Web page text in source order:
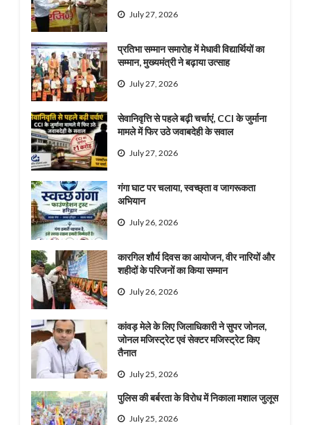
July 27, 2026
प्रतिभा सम्मान समारोह में मेधावी विद्यार्थियों का
सम्मान, मुख्यमंत्री ने बढ़ाया उत्साह
July 27, 2026
सेवानिवृत्ति से पहले बढ़ी चर्चाएं, CCI के जुर्माना
मामले में फिर उठे जवाबदेही के सवाल
July 27, 2026
गंगा घाट पर चलाया, स्वच्छ्ता व जागरूकता
अभियान
July 26, 2026
कारगिल शौर्य दिवस का आयोजन, वीर नारियों और
शहीदों के परिजनों का किया सम्मान
July 26, 2026
कांवड़ मेले के लिए जिलाधिकारी ने सुपर जोनल,
जोनल मजिस्ट्रेट एवं सेक्टर मजिस्ट्रेट किए
तैनात
July 25, 2026
पुलिस की बर्बरता के विरोध में निकाला मशाल जुलूस
July 25, 2026